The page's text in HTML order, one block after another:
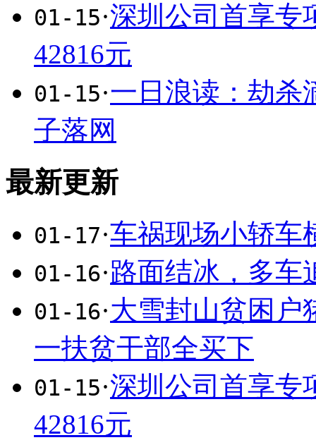
01-15·深圳公司首享专
42816元
01-15·一日浪读：劫杀
子落网
最新更新
01-17·车祸现场小轿车
01-16·路面结冰，多车
01-16·大雪封山贫困户
一扶贫干部全买下
01-15·深圳公司首享专
42816元